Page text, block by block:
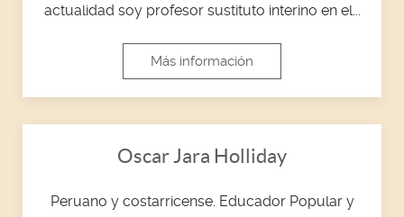
actualidad soy profesor sustituto interino en el...
Más información
Oscar Jara Holliday
Peruano y costarricense. Educador Popular y